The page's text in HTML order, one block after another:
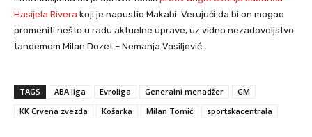
Hasijela Rivera koji je napustio Makabi. Verujući da bi on mogao
promeniti nešto u radu aktuelne uprave, uz vidno nezadovoljstvo
tandemom Milan Dozet – Nemanja Vasiljević.
TAGS ABA liga Evroliga Generalni menadžer
GM
KK Crvena zvezda
Košarka Milan Tomić sportskacentrala